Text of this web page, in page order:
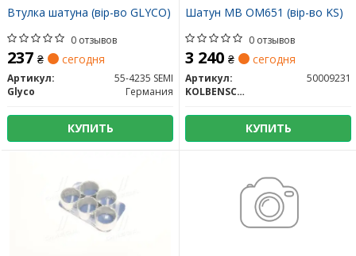
Втулка шатуна (вір-во GLYCO)
0 отзывов
237 ₴ сегодня
Артикул:
55-4235 SEMI
Glyco
Германия
КУПИТЬ
Шатун MB OM651 (вір-во KS)
0 отзывов
3 240 ₴ сегодня
Артикул:
50009231
KOLBENSCHMIDT
КУПИТЬ